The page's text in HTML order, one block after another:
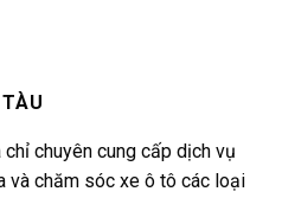
chỉ chuyên cung cấp dịch vụ
và chăm sóc xe ô tô các loại